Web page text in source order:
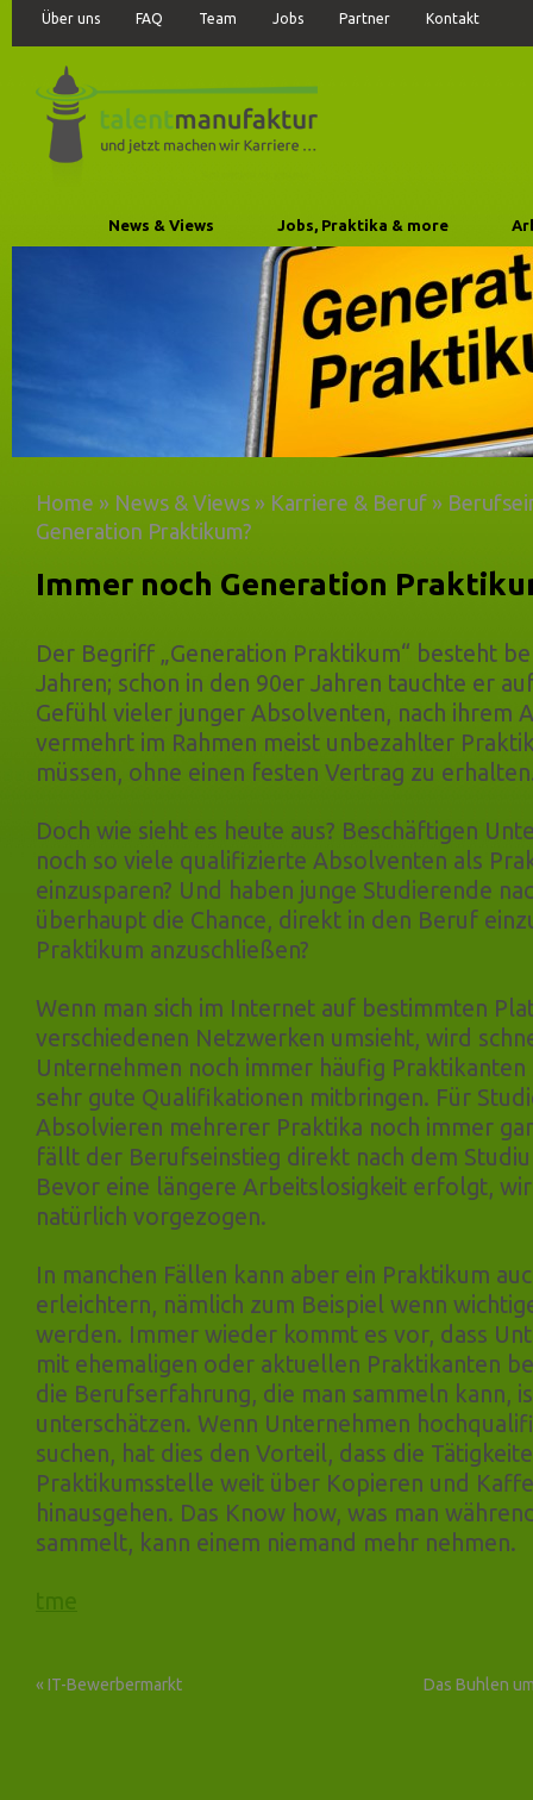
Über uns FAQ Team Jobs Partner Kontakt
News & Views Jobs, Praktika & more
Home » News & Views » Karriere & Beruf »
Generation Praktikum?
Immer noch Generation
Der Begriff „Generation Praktikum“ besteht
Jahren; schon in den 90er Jahren tauchte er
Gefühl vieler junger Absolventen, nach ihrem
vermehrt im Rahmen meist unbezahlter
müssen, ohne einen festen Vertrag zu
Doch wie sieht es heute aus? Beschäftigen
noch so viele qualifizierte Absolventen als
einzusparen? Und haben junge Studierende
überhaupt die Chance, direkt in den Beruf
Praktikum anzuschließen?
Wenn man sich im Internet auf bestimmten
verschiedenen Netzwerken umsieht, wird
Unternehmen noch immer häufig Praktikanten
sehr gute Qualifikationen mitbringen. Für
Absolvieren mehrerer Praktika noch immer
fällt der Berufseinstieg direkt nach dem
Bevor eine längere Arbeitslosigkeit erfolgt,
natürlich vorgezogen.
In manchen Fällen kann aber ein Praktikum
erleichtern, nämlich zum Beispiel wenn
werden. Immer wieder kommt es vor, dass
mit ehemaligen oder aktuellen Praktikanten
die Berufserfahrung, die man sammeln kann,
unterschätzen. Wenn Unternehmen
suchen, hat dies den Vorteil, dass die
Praktikumsstelle weit über Kopieren und
hinausgehen. Das Know how, was man
sammelt, kann einem niemand mehr nehmen.
tme
«IT-Bewerbermarkt Das Buhlen